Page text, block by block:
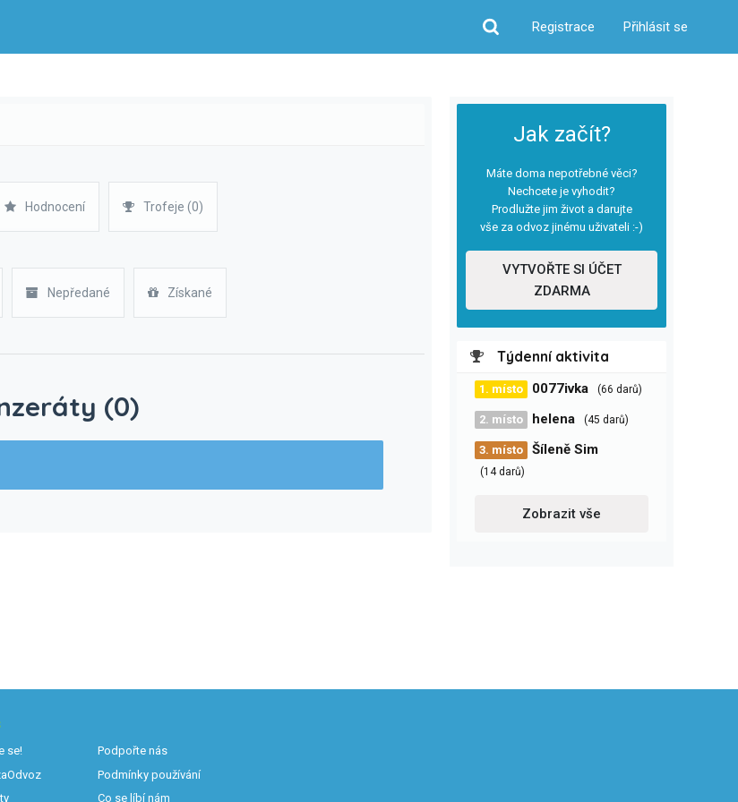
Hledat
Registrace Přihlásit se
Jak začít?
Máte doma nepotřebné věci?
Nechcete je vyhodit?
Prodlužte jim život a darujte
vše za odvoz jinému uživateli :-)
VYTVOŘTE SI ÚČET
ZDARMA
Týdenní aktivita
1. místo 0077ivka (66 darů)
2. místo helena (45 darů)
3. místo Šíleně Sim
(14 darů)
Zobrazit vše
Hodnocení Trofeje (0)
Nepředané Získané
(0)
se!
Podpořte nás
Podmínky používání
Co se líbí nám